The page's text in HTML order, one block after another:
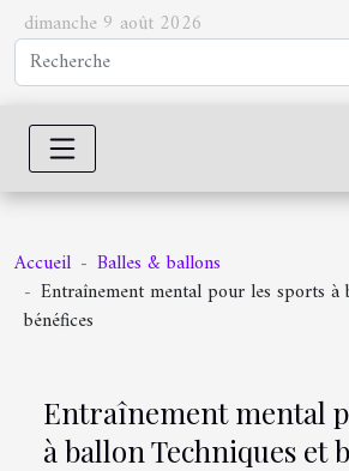
dimanche 9 août 2026
Accueil
Balles & ballons
Entraînement mental pour les sports à
bénéfices
Entraînement mental
à ballon Techniques et